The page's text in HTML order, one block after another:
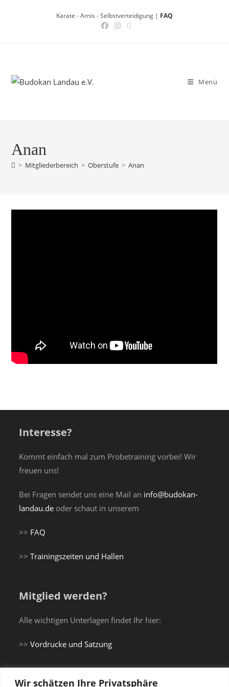
Wir schätzen Ihre Privatsphäre
Karate - Arnis - Selbstverteidigung | FAQ
Menü
Anan
> Mitgliederbereich > Oberstufe > Anan
Interesse?
Kommt einfach mal zum Probetraining vorbei! Wir
freuen uns!
Bei Fragen sendet uns eine Mail an info@budokan-
landau.de oder schaut in unserem
>> FAQ
>>Trainingszeiten und Hallen
Mitglied werden?
Alle wichtigen Unterlagen findet Ihr hier:
>>Vordrucke und Satzung
Du brauchst einen Gi...